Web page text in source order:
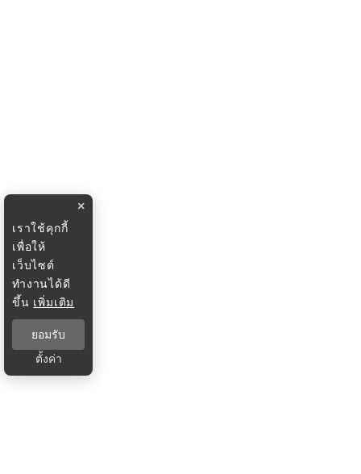
×
เราใช้คุกกี้
เพื่อให้
เว็บไซต์
ทำงานได้ดี
ขึ้น เพิ่มเติม
ยอมรับ
ตั้งค่า